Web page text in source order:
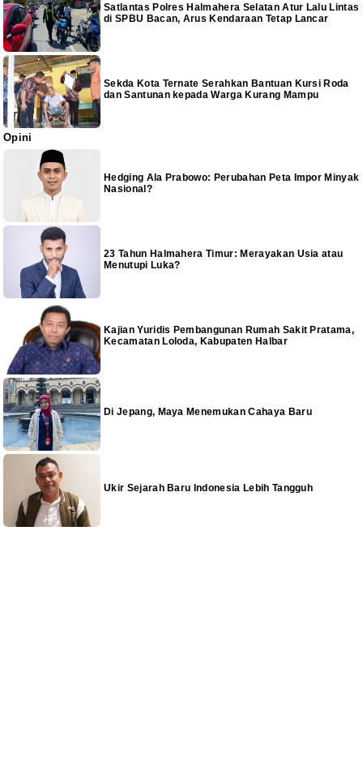
Satlantas Polres Halmahera Selatan Atur Lalu Lintas
di SPBU Bacan, Arus Kendaraan Tetap Lancar
Sekda Kota Ternate Serahkan Bantuan Kursi Roda
dan Santunan kepada Warga Kurang Mampu
Opini
Hedging Ala Prabowo: Perubahan Peta Impor Minyak
Nasional?
23 Tahun Halmahera Timur: Merayakan Usia atau
Menutupi Luka?
Kajian Yuridis Pembangunan Rumah Sakit Pratama,
Kecamatan Loloda, Kabupaten Halbar
Di Jepang, Maya Menemukan Cahaya Baru
Ukir Sejarah Baru Indonesia Lebih Tangguh